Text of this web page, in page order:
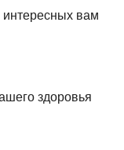
интересных вам
здоровья